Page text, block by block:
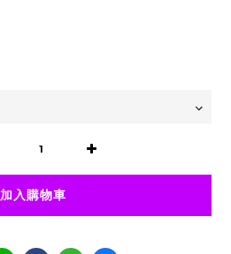
加入購物車